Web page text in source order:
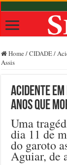
Home /CIDADE/
Assis
Acidente
anos que
Uma
dia 11 de
do garoto
Aguiar, de